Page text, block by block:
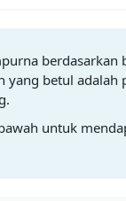
yang betul
untuk